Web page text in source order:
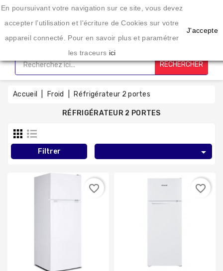
Une enseigne spécialisée dans l'éléctroménager depuis 20 ans
CATÉGORIE
Accueil
Lavage
Sechage
RECHERCHER
Accueil Froid Réfrigérateur 2 portes
RÉFRIGÉRATEUR 2 PORTES
Filtrer 
favorite_border favorite_border
En poursuivant votre navigation sur ce site, vous devez
accepter l’utilisation et l'écriture de Cookies sur votre
appareil connecté. Pour en savoir plus et paramétrer
les traceurs ici
J'accepte